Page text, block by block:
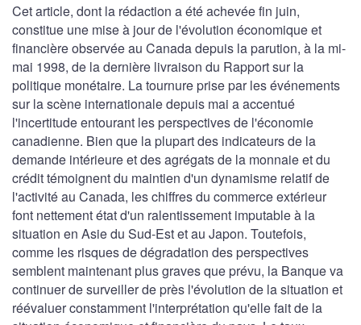
Cet article, dont la rédaction a été achevée fin juin,
constitue une mise à jour de l'évolution économique et
financière observée au Canada depuis la parution, à la mi-
mai 1998, de la dernière livraison du Rapport sur la
politique monétaire. La tournure prise par les événements
sur la scène internationale depuis mai a accentué
l'incertitude entourant les perspectives de l'économie
canadienne. Bien que la plupart des indicateurs de la
demande intérieure et des agrégats de la monnaie et du
crédit témoignent du maintien d'un dynamisme relatif de
l'activité au Canada, les chiffres du commerce extérieur
font nettement état d'un ralentissement imputable à la
situation en Asie du Sud-Est et au Japon. Toutefois,
comme les risques de dégradation des perspectives
semblent maintenant plus graves que prévu, la Banque va
continuer de surveiller de près l'évolution de la situation et
réévaluer constamment l'interprétation qu'elle fait de la